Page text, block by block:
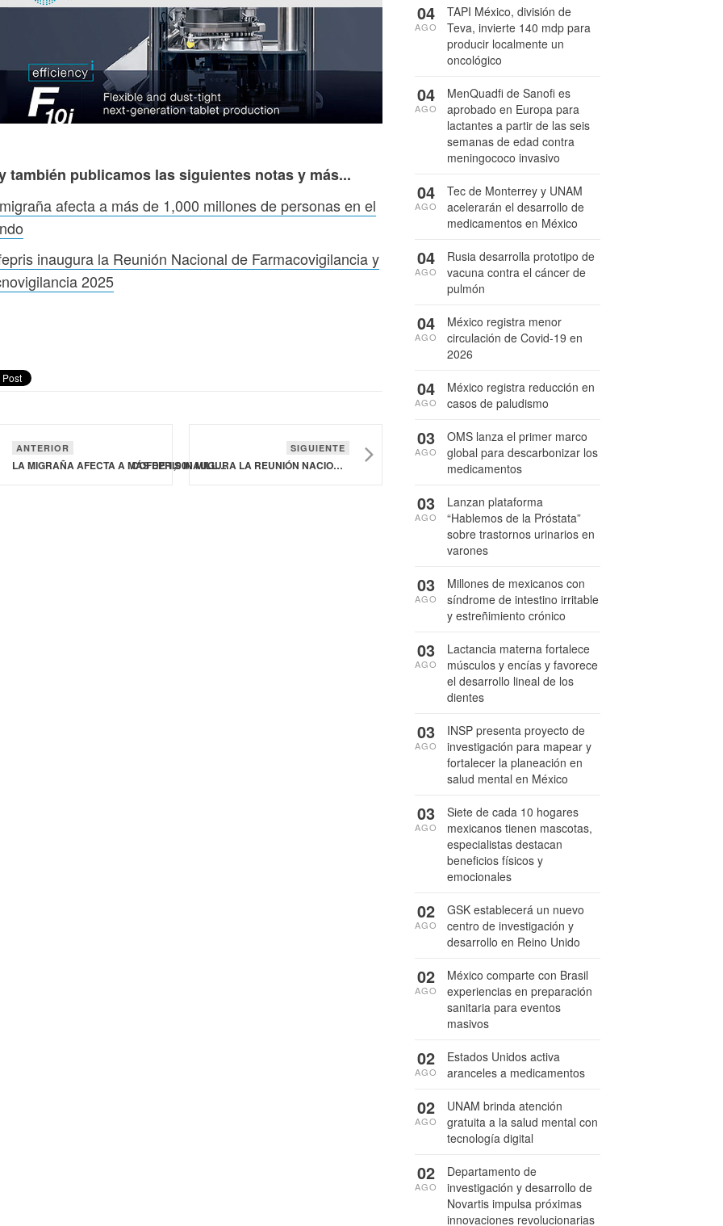
también publicamos las siguientes notas y más...
afecta a más de 1,000 millones de personas en el
inaugura la Reunión Nacional de Farmacovigilancia y
2025
ANTERIOR
LA MIGRAÑA AFECTA A MÁS DE 1,000 MILLONES DE PERSONAS EN EL MUNDO
SIGUIENTE
COFEPRIS INAUGURA LA REUNIÓN NACIONAL DE FARMACOVIGILANCIA Y TECNOVIGILANCIA 2025
TAPI México, división de
Teva, invierte 140 mdp para
producir localmente un
oncológico
04
AGO
MenQuadfi de Sanofi es
aprobado en Europa para
lactantes a partir de las seis
semanas de edad contra
meningococo invasivo
04
AGO
Tec de Monterrey y UNAM
acelerarán el desarrollo de
medicamentos en México
04
AGO
Rusia desarrolla prototipo de
vacuna contra el cáncer de
pulmón
04
AGO
México registra menor
circulación de Covid-19 en
2026
04
AGO
México registra reducción en
casos de paludismo
04
AGO
OMS lanza el primer marco
global para descarbonizar los
medicamentos
03
AGO
Lanzan plataforma
“Hablemos de la Próstata”
sobre trastornos urinarios en
varones
03
AGO
Millones de mexicanos con
síndrome de intestino irritable
y estreñimiento crónico
03
AGO
Lactancia materna fortalece
músculos y encías y favorece
el desarrollo lineal de los
dientes
03
AGO
INSP presenta proyecto de
investigación para mapear y
fortalecer la planeación en
salud mental en México
03
AGO
Siete de cada 10 hogares
mexicanos tienen mascotas,
especialistas destacan
beneficios físicos y
emocionales
03
AGO
GSK establecerá un nuevo
centro de investigación y
desarrollo en Reino Unido
02
AGO
México comparte con Brasil
experiencias en preparación
sanitaria para eventos
masivos
02
AGO
Estados Unidos activa
aranceles a medicamentos
02
AGO
UNAM brinda atención
gratuita a la salud mental con
tecnología digital
02
AGO
Departamento de
investigación y desarrollo de
Novartis impulsa próximas
innovaciones revolucionarias
02
AGO